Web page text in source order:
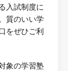
入試制度に
質のいい学
をぜひご利
象の学習塾